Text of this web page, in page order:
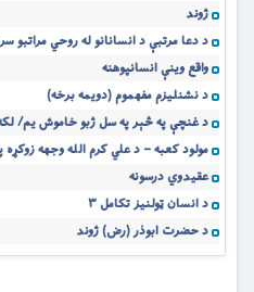
ژوند
د دعا مرتبې د انسانانو له روحي مراتبو
واقع وینې انسانپوهنه
د نشنلیزم مفهموم (دویمه برخه)
د غنچې په څېر په سل ژبو خاموش یم/
مولود کعبه – د علي کرم الله وجهه
عقیدوي درسونه
د انسان ټولنیز تکامل ۳
د حضرت ابوذر (رض) ژوند